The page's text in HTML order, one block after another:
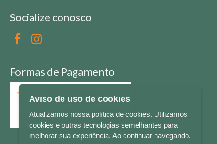
Socialize conosco
Formas de Pagamento
Aviso de uso de cookies
Atualizamos nossa política de cookies. Utilizamos
cookies e outras tecnologias semelhantes para
melhorar sua experiência. Ao continuar navegando,